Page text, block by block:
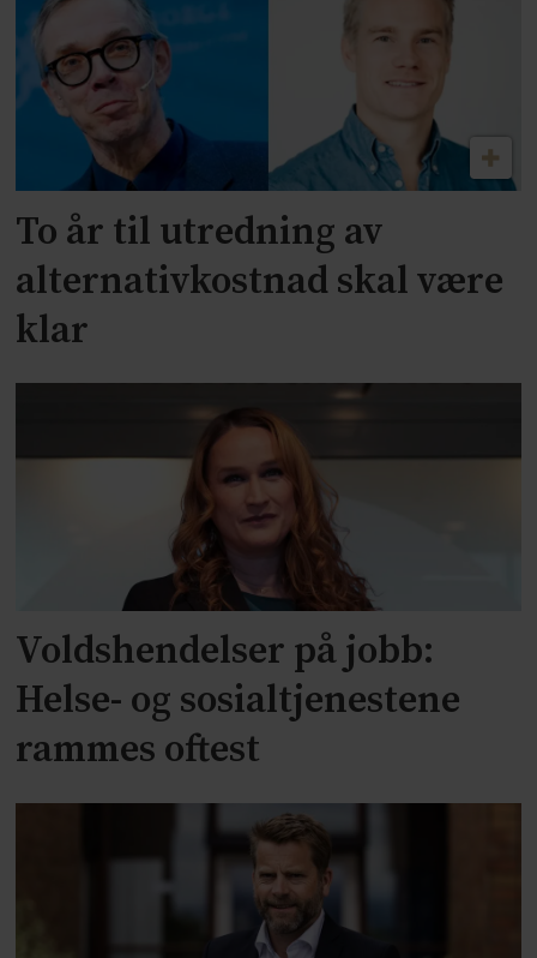
To år til utredning av
alternativkostnad skal være
klar
Voldshendelser på jobb:
Helse- og sosialtjenestene
rammes oftest